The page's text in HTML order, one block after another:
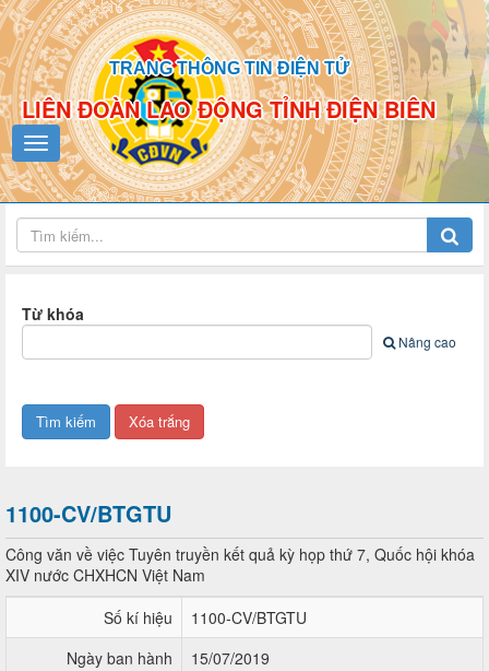
TRANG THÔNG TIN ĐIỆN TỬ
LIÊN ĐOÀN LAO ĐỘNG TỈNH ĐIỆN BIÊN
Từ khóa
Nâng cao
1100-CV/BTGTU
Công văn về việc Tuyên truyền kết quả kỳ họp thứ 7, Quốc hội khóa
XIV nước CHXHCN Việt Nam
Số kí hiệu
1100-CV/BTGTU
Ngày ban hành
15/07/2019